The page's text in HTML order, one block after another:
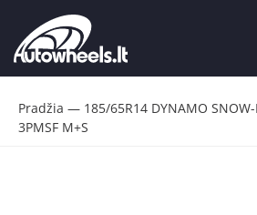
Pradžia — 185/65R14 DYNAMO
3PMSF M+S